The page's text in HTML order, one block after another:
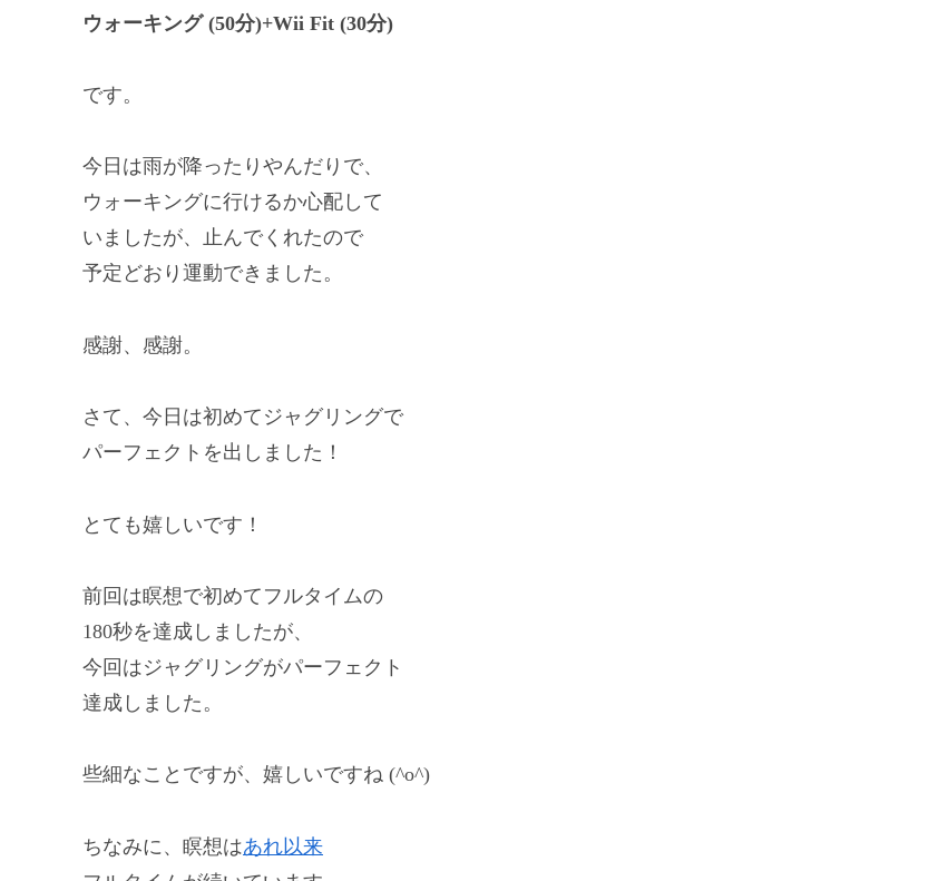
ウォーキング (50分)+Wii Fit (30分)
です。
今日は雨が降ったりやんだりで、
ウォーキングに行けるか心配して
いましたが、止んでくれたので
予定どおり運動できました。
感謝、感謝。
さて、今日は初めてジャグリングで
パーフェクトを出しました！
とても嬉しいです！
前回は瞑想で初めてフルタイムの
180秒を達成しましたが、
今回はジャグリングがパーフェクト
達成しました。
些細なことですが、嬉しいですね (^o^)
ちなみに、瞑想はあれ以来